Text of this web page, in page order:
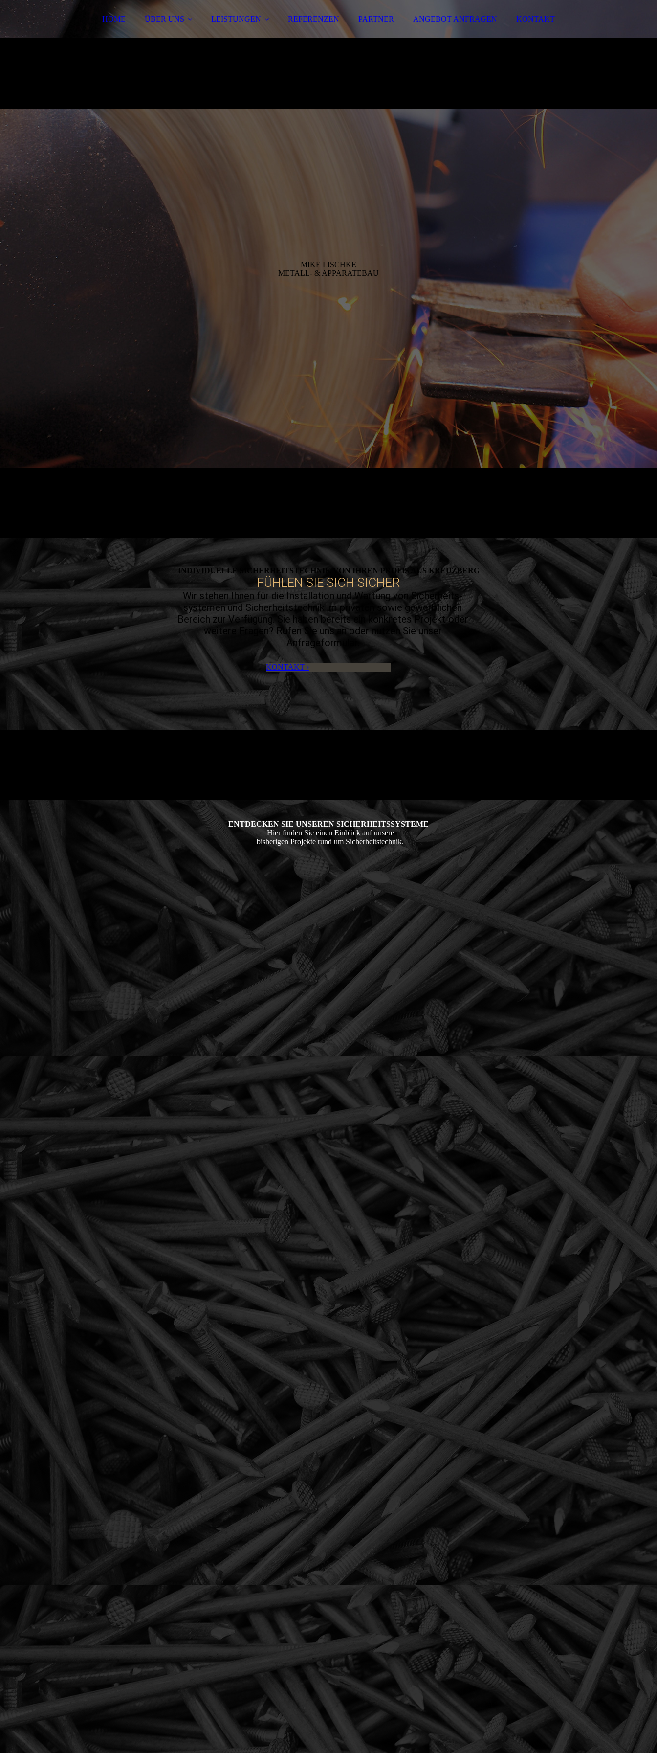
HOME ÜBER UNS LEISTUNGEN REFERENZEN PARTNER ANGEBOT ANFRAGEN KONTAKT
MIKE LISCHKE
METALL- & APPARATEBAU
INDIVIDUELLE SICHER­HEITS­TECH­NIK VON IHREN PROFIS AUS KREUZBERG
FÜHLEN SIE SICH SICHER
Wir stehen Ihnen für die Installation und Wartung von Sicher­heits­
systemen und Sicherheitstechnik im privaten sowie gewerblichen
Bereich zur Verfügung. Sie haben bereits ein konkretes Projekt oder
weitere Fragen? Rufen Sie uns an oder nutzen Sie unser
Anfrageformular.
KONTAKT ›
ENTDECKEN SIE UN­SE­REN SICHER­HEITS­SYSTEME
Hier finden Sie einen Einblick auf unsere
bisherigen Projekte rund um Sicherheitstechnik.